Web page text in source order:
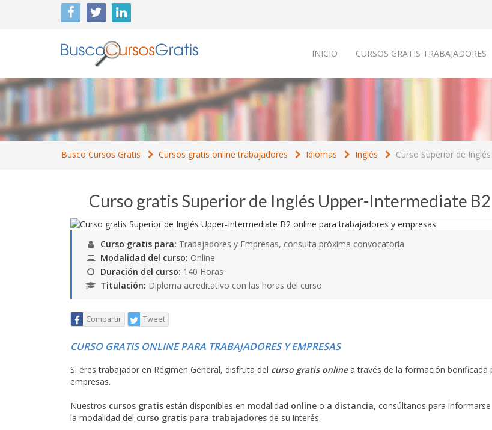
INICIO CURSOS GRATIS TRABAJADORES
Busco Cursos Gratis Cursos gratis online trabajadores Idiomas Inglés Curso Superior de
Curso gratis Superior de Inglés Upper-Intermediate B2
Curso gratis para: Trabajadores y Empresas, consulta próxima convocatoria
Modalidad del curso: Online
Duración del curso: 140 Horas
Titulación: Diploma acreditativo con las horas del curso
Compartir Tweet
CURSO GRATIS ONLINE PARA TRABAJADORES Y EMPRESAS
Si eres trabajador en Régimen General, disfruta del curso gratis onlinea través de la formación bonificada
empresas.
Nuestros cursos gratis están disponibles en modalidad online o a distancia, consúltanos para informarse
la modalidad del curso gratis para trabajadores de su interés.